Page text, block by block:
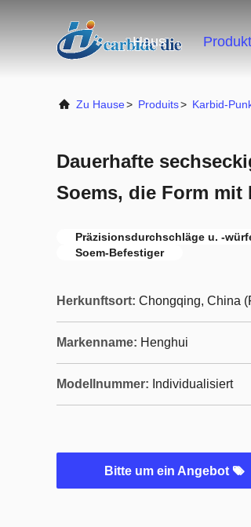
Haus
Zu Hause> Produits> Karbid-
Dauerhafte
Soems, die Form
Präzisionsdurchschläge u. -
Soem-Befestiger
Herkunftsort: Chongqing, China
Markenname: Henghui
Modellnummer: Individualisiert
Bitte um ein Angebot